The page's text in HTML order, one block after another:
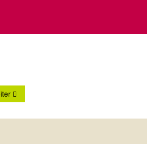
Beitrag: Deco-Natura